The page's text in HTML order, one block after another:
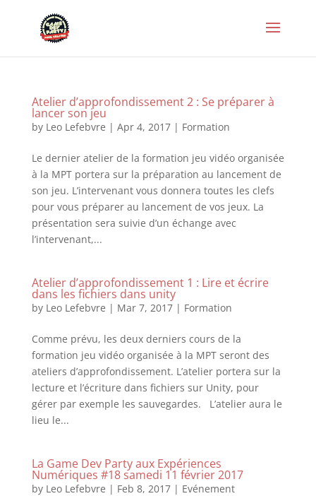
Atelier d’approfondissement 2 : Se préparer à
lancer son jeu
by Leo Lefebvre | Apr 4, 2017| Formation
Le dernier atelier de la formation jeu vidéo organisée
à la MPT portera sur la préparation au lancement de
son jeu. L’intervenant vous donnera toutes les clefs
pour vous préparer au lancement de vos jeux. La
présentation sera suivie d’un échange avec
l’intervenant,...
Atelier d’approfondissement 1 : Lire et écrire
dans les fichiers dans unity
by Leo Lefebvre | Mar 7, 2017| Formation
Comme prévu, les deux derniers cours de la
formation jeu vidéo organisée à la MPT seront des
ateliers d’approfondissement. L’atelier portera sur la
lecture et l’écriture dans fichiers sur Unity, pour
gérer par exemple les sauvegardes. L’atelier aura le
lieu le...
La Game Dev Party aux Expériences
Numériques #18 samedi 11 février 2017
by Leo Lefebvre | Feb 8, 2017| Evénement